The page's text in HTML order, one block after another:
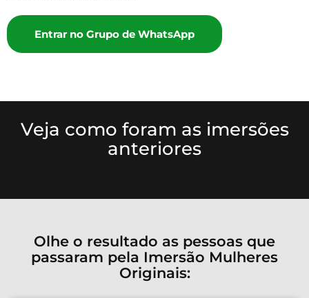
Entrar no Grupo de WhatsApp
Veja como foram as imersões
anteriores
Olhe o resultado as pessoas que
passaram pela Imersão Mulheres
Originais: